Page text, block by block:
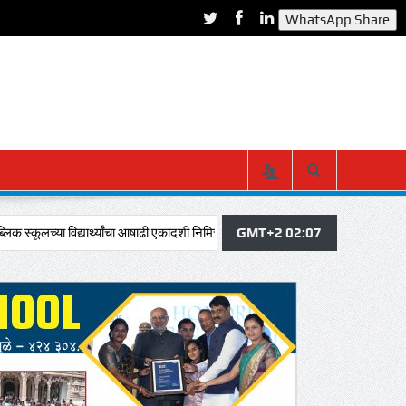
आषाढी एकादशी निमित्त दिंडी सोहळ्यात विठूचा गजर, ज्ञानदेव-तुकाराम नावाने
GMT+2 02:07
WhatsApp Share